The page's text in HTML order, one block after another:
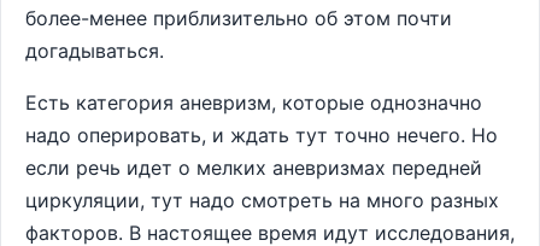
более-менее приблизительно об этом почти
догадываться.
Есть категория аневризм, которые однозначно
надо оперировать, и ждать тут точно нечего. Но
если речь идет о мелких аневризмах передней
циркуляции, тут надо смотреть на много разных
факторов. В настоящее время идут исследования,